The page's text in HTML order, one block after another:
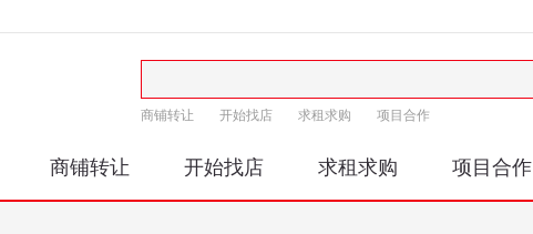
商铺转让 开始找店 求租求购 项目合作
商铺转让 开始找店 求租求购 项目合作